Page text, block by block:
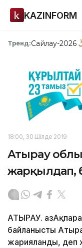
KAZINFORM
Тренд:Сайлау-2026
18:00, 30 Шілде 2019
Атырау
жарқылдап,
АТЫРАУ.
байланысты
жарияланды, деп